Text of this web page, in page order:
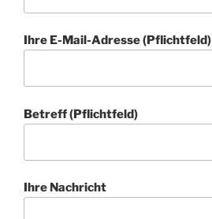
Ihre E-Mail-Adresse (Pflichtfeld)
Betreff (Pflichtfeld)
Ihre Nachricht